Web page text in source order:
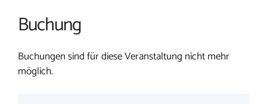
Buchung
Buchungen sind für diese Veranstaltung nicht mehr
möglich.